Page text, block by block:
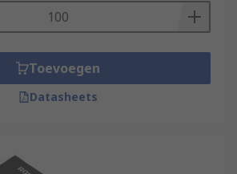
Toevoegen
Datasheets